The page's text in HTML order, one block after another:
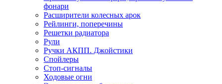
фонари
Расширители колесных арок
Рейлинги, поперечины
Решетки радиатора
Рули
Ручки АКПП. Джойстики
Спойлеры
Стоп-сигналы
Ходовые огни